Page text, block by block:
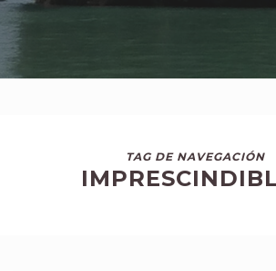
TAG DE NAVEGACIÓN